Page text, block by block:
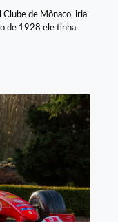
de Mônaco, iria
de 1928 ele tinha